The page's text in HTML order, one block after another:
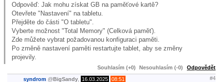
Odpověď: Jak mohu získat GB na paměťové kartě?
Otevřete "Nastavení" na tabletu.
Přejděte do části "O tabletu".
Vyberte možnost "Total Memory" (Celková paměť).
Zde můžete vybrat požadovanou konfiguraci paměti.
Po změně nastavení paměti restartujte tablet, aby se změny
projevily.
Souhlasím (+0) Nesouhlasím (-0) Odpovědět
syndrom @BigSandy 16.03.2025 08:51 #4